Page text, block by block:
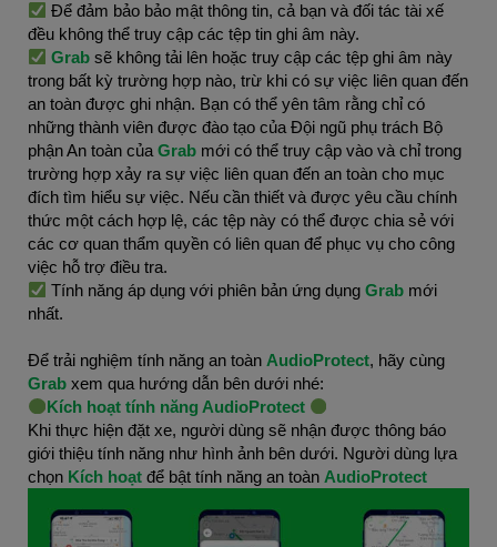
Để đảm bảo bảo mật thông tin, cả bạn và đối tác tài xế
đều không thể truy cập các tệp tin ghi âm này.
Grab sẽ không tải lên hoặc truy cập các tệp ghi âm này
trong bất kỳ trường hợp nào, trừ khi có sự việc liên quan đến
an toàn được ghi nhận. Bạn có thể yên tâm rằng chỉ có
những thành viên được đào tạo của Đội ngũ phụ trách Bộ
phận An toàn của Grab mới có thể truy cập vào và chỉ trong
trường hợp xảy ra sự việc liên quan đến an toàn cho mục
đích tìm hiểu sự việc. Nếu cần thiết và được yêu cầu chính
thức một cách hợp lệ, các tệp này có thể được chia sẻ với
các cơ quan thẩm quyền có liên quan để phục vụ cho công
việc hỗ trợ điều tra.
Tính năng áp dụng với phiên bản ứng dụng Grabmới
nhất.
Để trải nghiệm tính năng an toàn AudioProtect, hãy cùng
Grab xem qua hướng dẫn bên dưới nhé:
Kích hoạt tính năng AudioProtect
Khi thực hiện đặt xe, người dùng sẽ nhận được thông báo
giới thiệu tính năng như hình ảnh bên dưới. Người dùng lựa
chọn Kích hoạt để bật tính năng an toàn AudioProtect